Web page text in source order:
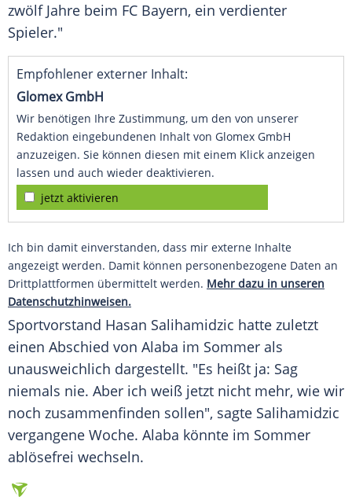
zwölf Jahre beim FC Bayern, ein verdienter
Spieler."
Empfohlener externer Inhalt:
Glomex GmbH
Wir benötigen Ihre Zustimmung, um den von unserer
Redaktion eingebundenen Inhalt von Glomex GmbH
anzuzeigen. Sie können diesen mit einem Klick anzeigen
lassen und auch wieder deaktivieren.
jetzt aktivieren
Ich bin damit einverstanden, dass mir externe Inhalte
angezeigt werden. Damit können personenbezogene Daten an
Drittplattformen übermittelt werden. Mehr dazu in unseren
Datenschutzhinweisen.
Sportvorstand Hasan Salihamidzic hatte zuletzt
einen Abschied von Alaba im Sommer als
unausweichlich dargestellt. "Es heißt ja: Sag
niemals nie. Aber ich weiß jetzt nicht mehr, wie wir
noch zusammenfinden sollen", sagte Salihamidzic
vergangene Woche. Alaba könnte im Sommer
ablösefrei wechseln.